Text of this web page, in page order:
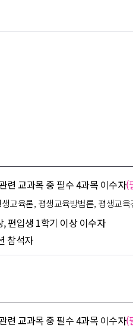
련 교과목 중 필수 4과목 이수자(
교육론, 평생교육방법론, 평생교
편입생 1학기 이상 이수자
참석자
련 교과목 중 필수 4과목 이수자(